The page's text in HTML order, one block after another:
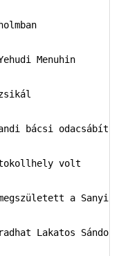
Menuhin
bácsi
volt
a Sanyika
Lakatos